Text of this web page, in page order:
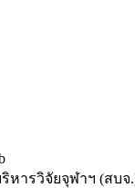
หารวิจัยจุฬาฯ (สบจ